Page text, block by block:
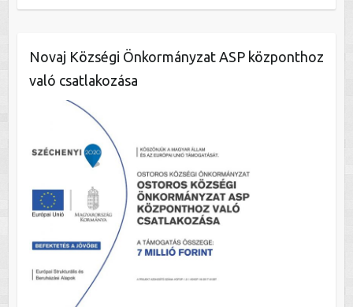
Novaj Községi Önkormányzat ASP központhoz
való csatlakozása